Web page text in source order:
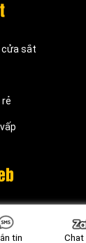
cửa sắt
rẻ
tin Chat